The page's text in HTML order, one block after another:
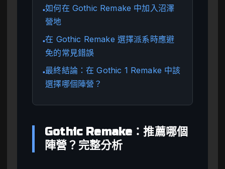
●如何在 Gothic Remake 中加入沼澤
營地
●在 Gothic Remake 選擇派系時應避
免的常見錯誤
●最終結論：在 Gothic 1 Remake 中該
選擇哪個陣營？
Gothic Remake：推薦哪個
陣營？完整分析